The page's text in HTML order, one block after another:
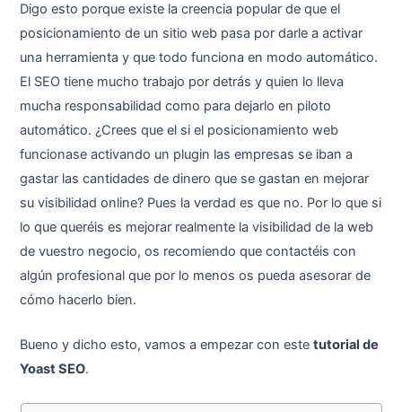
Digo esto porque existe la creencia popular de que el
posicionamiento de un sitio web pasa por darle a activar
una herramienta y que todo funciona en modo automático.
El SEO tiene mucho trabajo por detrás y quien lo lleva
mucha responsabilidad como para dejarlo en piloto
automático. ¿Crees que el si el posicionamiento web
funcionase activando un plugin las empresas se iban a
gastar las cantidades de dinero que se gastan en mejorar
su visibilidad online? Pues la verdad es que no. Por lo que si
lo que queréis es mejorar realmente la visibilidad de la web
de vuestro negocio, os recomiendo que contactéis con
algún profesional que por lo menos os pueda asesorar de
cómo hacerlo bien.
Bueno y dicho esto, vamos a empezar con estetutorial de
Yoast SEO.